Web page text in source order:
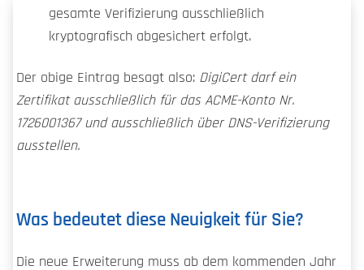
gesamte Verifizierung ausschließlich
kryptografisch abgesichert erfolgt.
Der obige Eintrag besagt also: DigiCert darf ein
Zertifikat ausschließlich für das ACME-Konto Nr.
1726001367 und ausschließlich über DNS-Verifizierung
ausstellen.
Was bedeutet diese Neuigkeit für Sie?
Die neue Erweiterung muss ab dem kommenden Jahr